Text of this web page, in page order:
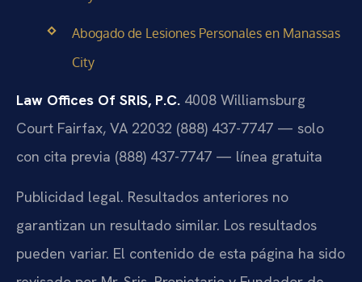
Abogado de Lesiones Personales en Manassas
City
Law Offices Of SRIS, P.C. 4008 Williamsburg
Court Fairfax, VA 22032 (888) 437-7747 — solo
con cita previa (888) 437-7747 — línea gratuita
Publicidad legal. Resultados anteriores no
garantizan un resultado similar. Los resultados
pueden variar. El contenido de esta página ha sido